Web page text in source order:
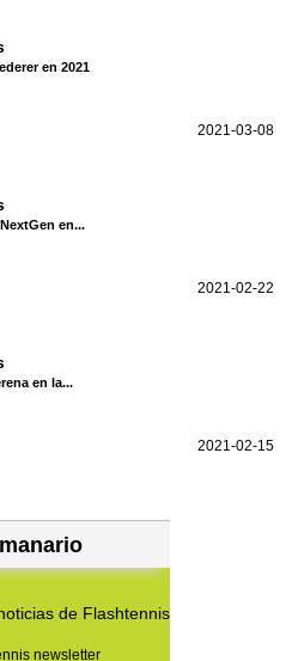
en 2021
2021-03-08
en...
2021-02-22
en la...
2021-02-15
de Flashtennis
newsletter